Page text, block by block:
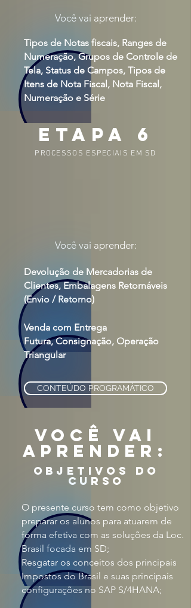
Você vai aprender:
Tipos de Notas fiscais, Ranges de
Numeração, Grupos de Controle de
Tela, Status de Campos, Tipos de
Itens de Nota Fiscal, Nota Fiscal,
Numeração e Série
etapa 6
PROCESSOS ESPECIAIS EM SD
Você vai aprender:
Devolução de Mercadorias de
Clientes, Embalagens Retornáveis
(Envio / Retorno)
Venda com Entrega
Futura, Consignação, Operação
Triangular
CONTEÚDO PROGRAMÁTICO
VOCÊ VAI
APRENDER:
objetivos do
curso
O presente curso tem como objetivo
preparar os alunos para atuarem de
forma efetiva com as soluções da Loc.
Brasil focada em SD;
Resgatar os conceitos dos principais
Impostos do Brasil e suas principais
configurações no SAP S/4HANA;